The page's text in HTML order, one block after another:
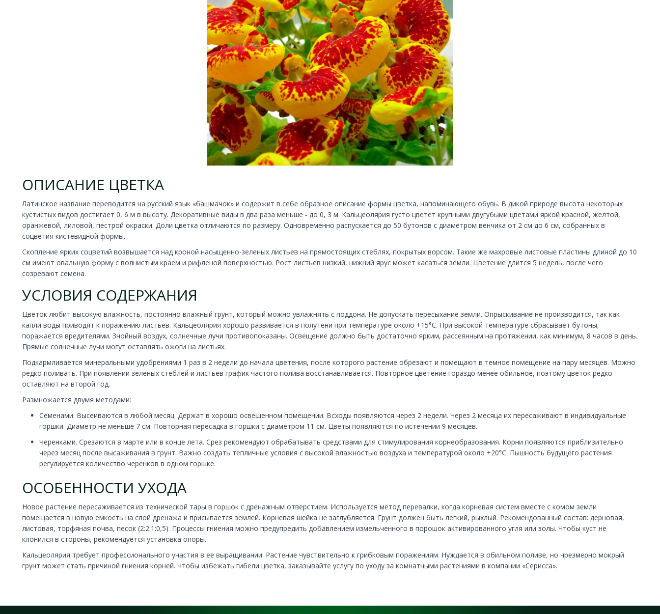
ОПИСАНИЕ ЦВЕТКА
Латинское название переводится на русский язык «башмачок» и содержит в себе образное описание формы цветка, напоминающего обувь. В дикой природе высота некоторых
кустистых видов достигает 0, 6 м в высоту. Декоративные виды в два раза меньше - до 0, 3 м. Кальцеолярия густо цветет крупными двугубыми цветами яркой красной, желтой,
оранжевой, лиловой, пестрой окраски. Доли цветка отличаются по размеру. Одновременно распускается до 50 бутонов с диаметром венчика от 2 см до 6 см, собранных в
соцветия кистевидной формы.
Скопление ярких соцветий возвышается над кроной насыщенно-зеленых листьев на прямостоящих стеблях, покрытых ворсом. Такие же махровые листовые пластины длиной до 10
см имеют овальную форму с волнистым краем и рифленой поверхностью. Рост листьев низкий, нижний ярус может касаться земли. Цветение длится 5 недель, после чего
созревают семена.
УСЛОВИЯ СОДЕРЖАНИЯ
Цветок любит высокую влажность, постоянно влажный грунт, который можно увлажнять с поддона. Не допускать пересыхание земли. Опрыскивание не производится, так как
капли воды приводят к поражению листьев. Кальцеолярия хорошо развивается в полутени при температуре около +15°С. При высокой температуре сбрасывает бутоны,
поражается вредителями. Знойный воздух, солнечные лучи противопоказаны. Освещение должно быть достаточно ярким, рассеянным на протяжении, как минимум, 8 часов в день.
Прямые солнечные лучи могут оставлять ожоги на листьях.
Подкармливается минеральными удобрениями 1 раз в 2 недели до начала цветения, после которого растение обрезают и помещают в темное помещение на пару месяцев. Можно
редко поливать. При появлении зеленых стеблей и листьев график частого полива восстанавливается. Повторное цветение гораздо менее обильное, поэтому цветок редко
оставляют на второй год.
Размножается двумя методами:
Семенами. Высеиваются в любой месяц. Держат в хорошо освещенном помещении. Всходы появляются через 2 недели. Через 2 месяца их пересаживают в индивидуальные
горшки. Диаметр не меньше 7 см. Повторная пересадка в горшки с диаметром 11 см. Цветы появляются по истечении 9 месяцев.
Черенками. Срезаются в марте или в конце лета. Срез рекомендуют обрабатывать средствами для стимулирования корнеобразования. Корни появляются приблизительно
через месяц после высаживания в грунт. Важно создать тепличные условия с высокой влажностью воздуха и температурой около +20°С. Пышность будущего растения
регулируется количество черенков в одном горшке.
ОСОБЕННОСТИ УХОДА
Новое растение пересаживается из технической тары в горшок с дренажным отверстием. Используется метод перевалки, когда корневая систем вместе с комом земли
помещается в новую емкость на слой дренажа и присыпается землей. Корневая шейка не заглубляется. Грунт должен быть легкий, рыхлый. Рекомендованный состав: дерновая,
листовая, торфяная почва, песок (2:2:1:0,5). Процессы гниения можно предупредить добавлением измельченного в порошок активированного угля или золы. Чтобы куст не
клонился в стороны, рекомендуется установка опоры.
Кальцеолярия требует профессионального участия в ее выращивании. Растение чувствительно к грибковым поражениям. Нуждается в обильном поливе, но чрезмерно мокрый
грунт может стать причиной гниения корней. Чтобы избежать гибели цветка, заказывайте услугу по уходу за комнатными растениями в компании «Серисса».